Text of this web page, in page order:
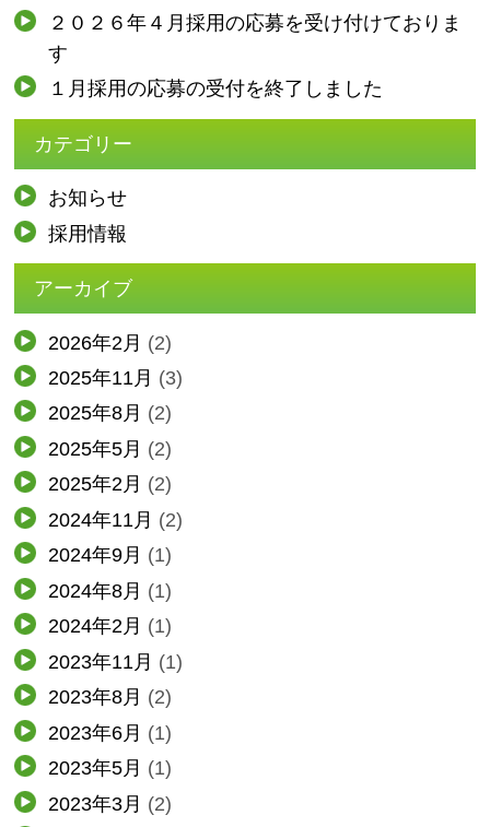
２０２６年４月採用の応募を受け付けておりま
す
１月採用の応募の受付を終了しました
カテゴリー
お知らせ
採用情報
アーカイブ
2026年2月 (2)
2025年11月 (3)
2025年8月 (2)
2025年5月 (2)
2025年2月 (2)
2024年11月 (2)
2024年9月 (1)
2024年8月 (1)
2024年2月 (1)
2023年11月 (1)
2023年8月 (2)
2023年6月 (1)
2023年5月 (1)
2023年3月 (2)